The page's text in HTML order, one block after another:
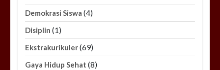
Demokrasi Siswa (4)
Disiplin (1)
Ekstrakurikuler(69)
Gaya Hidup Sehat (8)